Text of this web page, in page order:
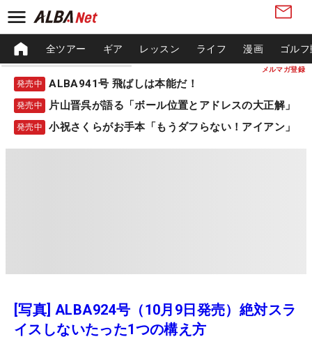
メルマガ登録
全ツアー ギア レッスン ライフ 漫画 ゴル
発売中 ALBA941号 飛ばしは本能だ！
発売中 片山晋呉が語る「ボール位置とアドレスの大正解」
発売中 小祝さくらがお手本「もうダフらない！アイアン」
[写真] ALBA924号（10月9日発売）絶対スラ
イスしないたった1つの構え方